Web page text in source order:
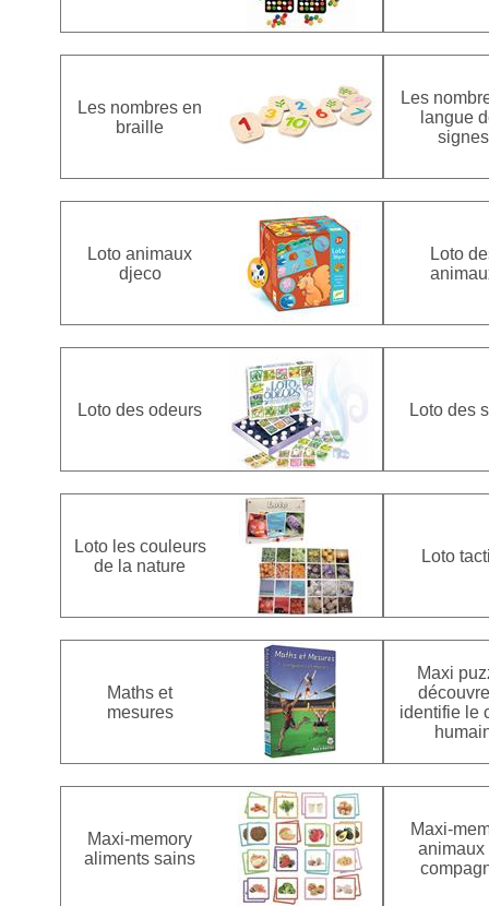
Les nombres en
braille
Les
langue
signes
Loto animaux
djeco
Loto
Loto des odeurs Loto des
Loto les couleurs
de la nature
Loto
Maths et
mesures
Maxi
identifie le
Maxi-memory
aliments sains
Maxi-
animaux